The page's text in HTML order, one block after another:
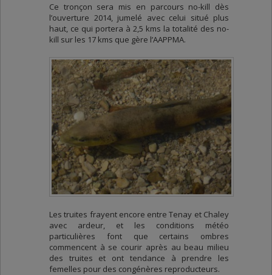
Ce tronçon sera mis en parcours no-kill dès
l’ouverture 2014, jumelé avec celui situé plus
haut, ce qui portera à 2,5 kms la totalité des no-
kill sur les 17 kms que gère l’AAPPMA.
Les truites frayent encore entre Tenay et Chaley
avec ardeur, et les conditions météo
particulières font que certains ombres
commencent à se courir après au beau milieu
des truites et ont tendance à prendre les
femelles pour des congénères reproducteurs.